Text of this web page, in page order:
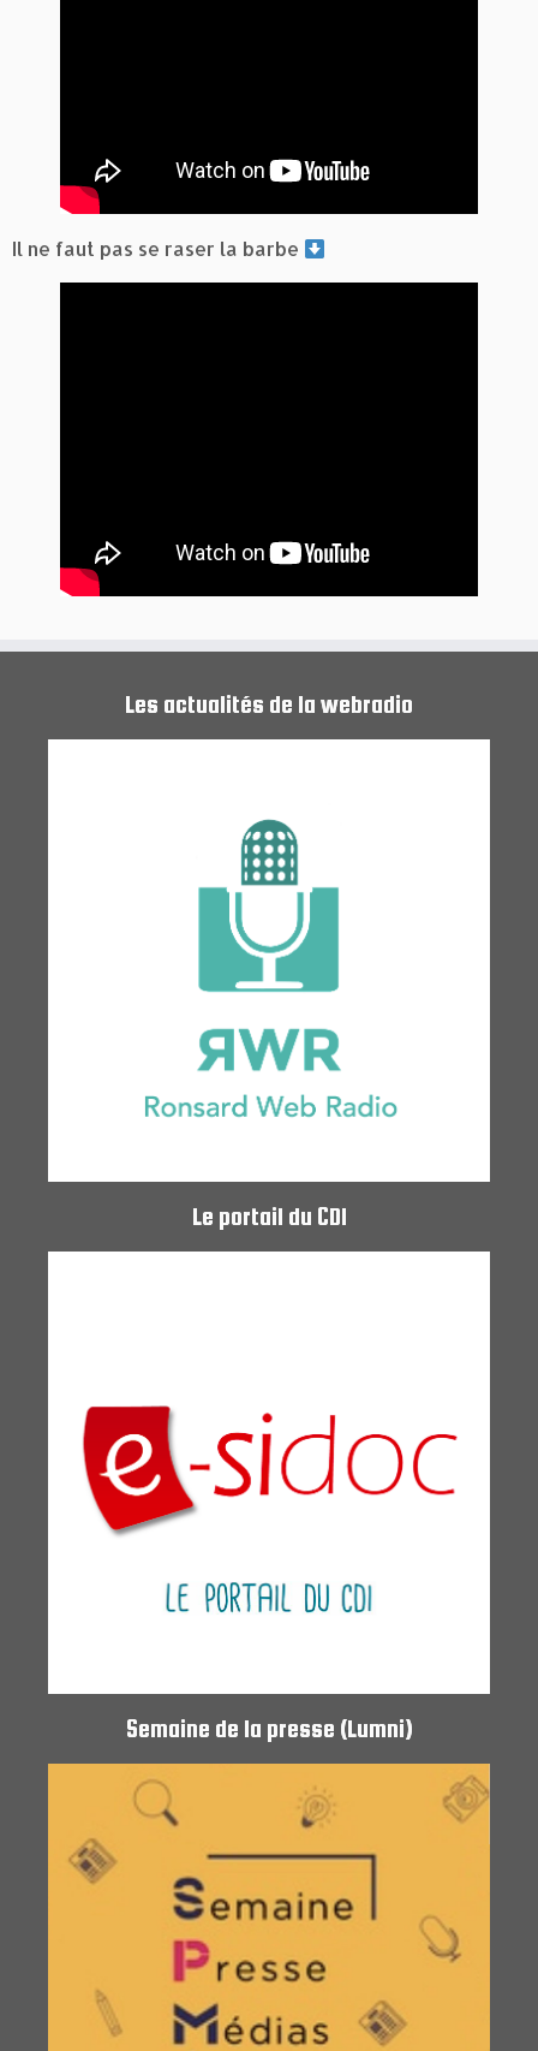
Il ne faut pas se raser la barbe
Les actualités de la webradio
Le portail du CDI
Semaine de la presse (Lumni)